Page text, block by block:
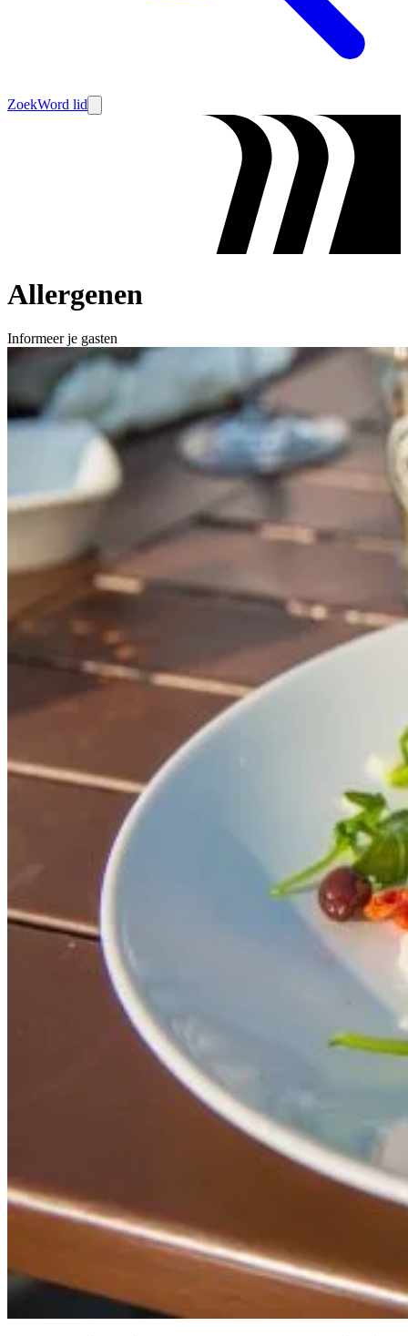
ZoekWord lid
Allergenen
Informeer je gasten